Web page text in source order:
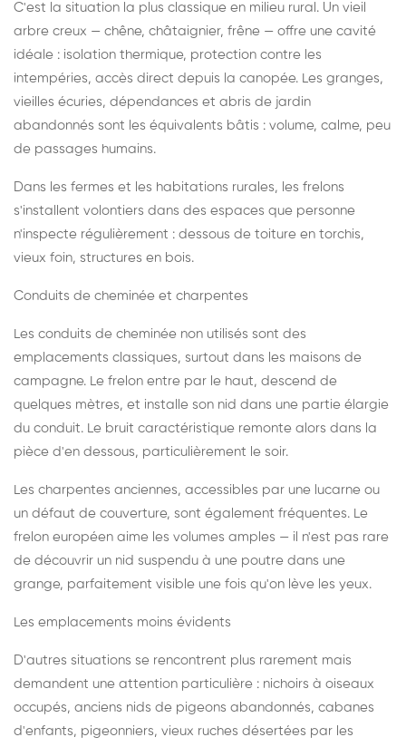
C'est la situation la plus classique en milieu rural. Un vieil
arbre creux — chêne, châtaignier, frêne — offre une cavité
idéale : isolation thermique, protection contre les
intempéries, accès direct depuis la canopée. Les granges,
vieilles écuries, dépendances et abris de jardin
abandonnés sont les équivalents bâtis : volume, calme, peu
de passages humains.
Dans les fermes et les habitations rurales, les frelons
s'installent volontiers dans des espaces que personne
n'inspecte régulièrement : dessous de toiture en torchis,
vieux foin, structures en bois.
Conduits de cheminée et charpentes
Les conduits de cheminée non utilisés sont des
emplacements classiques, surtout dans les maisons de
campagne. Le frelon entre par le haut, descend de
quelques mètres, et installe son nid dans une partie élargie
du conduit. Le bruit caractéristique remonte alors dans la
pièce d'en dessous, particulièrement le soir.
Les charpentes anciennes, accessibles par une lucarne ou
un défaut de couverture, sont également fréquentes. Le
frelon européen aime les volumes amples — il n'est pas rare
de découvrir un nid suspendu à une poutre dans une
grange, parfaitement visible une fois qu'on lève les yeux.
Les emplacements moins évidents
D'autres situations se rencontrent plus rarement mais
demandent une attention particulière : nichoirs à oiseaux
occupés, anciens nids de pigeons abandonnés, cabanes
d'enfants, pigeonniers, vieux ruches désertées par les